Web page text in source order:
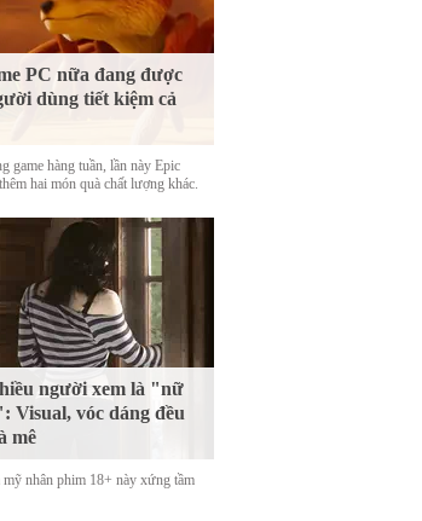
PC nữa đang được
dùng tiết kiệm cả
game hàng tuần, lần này Epic
hai món quà chất lượng khác.
người xem là "nữ
Visual, vóc dáng đều
mê
mỹ nhân phim 18+ này xứng tầm